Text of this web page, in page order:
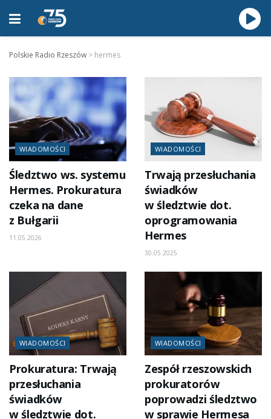
Polskie Radio Rzeszów > hermes
WIADOMOŚCI
Śledztwo ws. systemu
Hermes. Prokuratura
czeka na dane
z Bułgarii
11.05.2026
WIADOMOŚCI
Trwają przesłuchania
świadków
w śledztwie dot.
oprogramowania
Hermes
30.05.2025
WIADOMOŚCI
Prokuratura: Trwają
przesłuchania
świadków
w śledztwie dot.
WIADOMOŚCI
Zespół rzeszowskich
prokuratorów
poprowadzi śledztwo
w sprawie Hermesa